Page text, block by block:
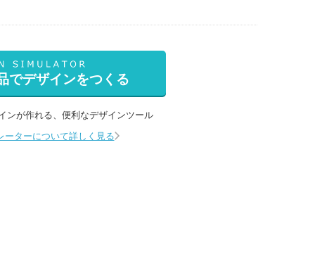
でデザインをつくる
が作れる、 便利なデザインツール
ーターについて詳しく見る